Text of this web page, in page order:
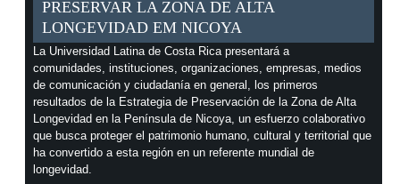
PRESERVAR LA ZONA DE ALTA
LONGEVIDAD EM NICOYA
La Universidad Latina de Costa Rica presentará a
comunidades, instituciones, organizaciones, empresas, medios
de comunicación y ciudadanía en general, los primeros
resultados de la Estrategia de Preservación de la Zona de Alta
Longevidad en la Península de Nicoya, un esfuerzo colaborativo
que busca proteger el patrimonio humano, cultural y territorial que
ha convertido a esta región en un referente mundial de
longevidad.